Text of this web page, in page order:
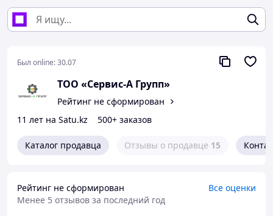
Был online:30.07
ТОО «Сервис-А Групп»
Рейтинг не сформирован
11 лет на Satu.kz
500+ заказов
Каталог продавца Отзывы о продавце 15
Рейтинг не сформирован
Все оценки
Менее 5 отзывов за последний год